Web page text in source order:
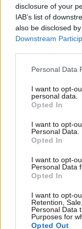
disclosure of your
IAB’s list of
also be disclosed
Downstream
Please note that
not limited to your
grant or deny
use your data for
consent section.
Personal Data
I want to opt-
personal data.
Opted In
I want to opt-
Personal Data.
Opted In
I want to opt-
Personal Data
Opted In
I want to opt-
Retention,
Personal Data
Purposes for
Opted Out
13·10·2022 13:53
Ειδικό ποινικό
η κυβέρνηση